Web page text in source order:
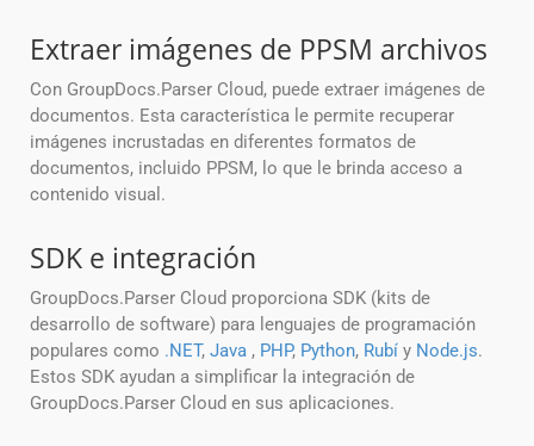
Extraer imágenes de PPSM archivos
Con GroupDocs.Parser Cloud, puede extraer imágenes de
documentos. Esta característica le permite recuperar
imágenes incrustadas en diferentes formatos de
documentos, incluido PPSM, lo que le brinda acceso a
contenido visual.
SDK e integración
GroupDocs.Parser Cloud proporciona SDK (kits de
desarrollo de software) para lenguajes de programación
populares como .NET, Java , PHP, Python, Rubí y Node.js.
Estos SDK ayudan a simplificar la integración de
GroupDocs.Parser Cloud en sus aplicaciones.